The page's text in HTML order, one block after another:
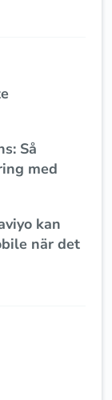
Så
med
kan
när det